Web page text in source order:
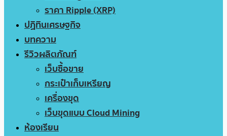
ราคา Ripple (XRP)
ปฏิทินเศรษฐกิจ
บทความ
รีวิวผลิตภัณฑ์
เว็บซื้อขาย
กระเป๋าเก็บเหรียญ
เครื่องขุด
เว็บขุดแบบ Cloud Mining
ห้องเรียน